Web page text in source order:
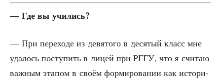
— Где вы учились?
— При пере­хо­де из девя­то­го в деся­тый класс мне
уда­лось посту­пить в лицей при РГГУ, что я счи­таю
важ­ным эта­пом в сво­ём фор­ми­ро­ва­нии как исто­ри­